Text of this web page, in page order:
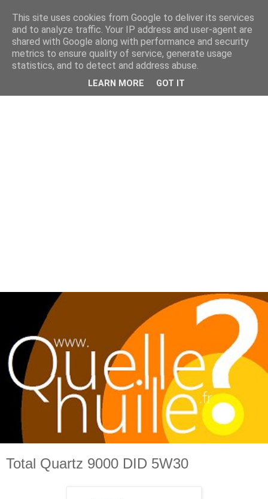
Total Quartz 9000 DID 5W30
This site uses cookies from Google to deliver its services
and to analyze traffic. Your IP address and user-agent are
shared with Google along with performance and security
metrics to ensure quality of service, generate usage
statistics, and to detect and address abuse.
LEARN MORE GOT IT